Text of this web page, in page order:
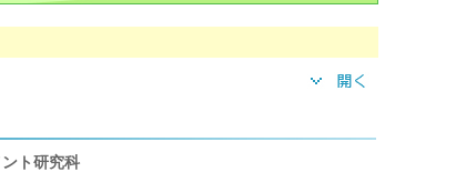
ト研究科